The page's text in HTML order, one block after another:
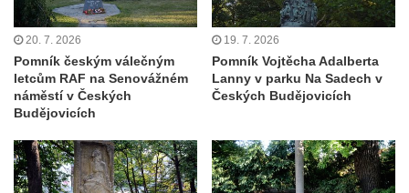
Hrob Waltera Hilleho na hřbitově ve Vlčí
Hoře
Kenotaf Oskara Ringelhana na hřbitově v
Benešově nad Ploučnicí
Benešově nad Ploučnicí
Hrob Šumových na hřbitově v Benešově
20. 7. 2026
Pomník českým válečným
letcům RAF na Senovážném
náměstí v Českých
Budějovicích
19. 7. 2026
Pomník Vojtěcha Adalberta
Lanny v parku Na Sadech v
Českých Budějovicích